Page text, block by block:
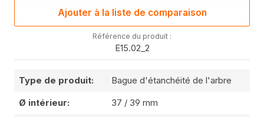
Ajouter à la liste de comparaison
Référence du produit :
E15.02_2
Type de produit: Bague d'étanchéité de l'arbre
Ø intérieur: 37 / 39 mm